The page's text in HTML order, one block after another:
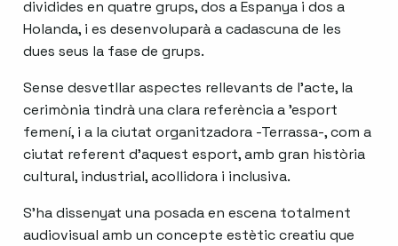
dividides en quatre grups, dos a Espanya i dos a
Holanda, i es desenvoluparà a cadascuna de les
dues seus la fase de grups.
Sense desvetllar aspectes rellevants de l’acte, la
cerimònia tindrà una clara referència a ’esport
femení, i a la ciutat organitzadora -Terrassa-, com a
ciutat referent d’aquest esport, amb gran història
cultural, industrial, acollidora i inclusiva.
S’ha dissenyat una posada en escena totalment
audiovisual amb un concepte estètic creatiu que